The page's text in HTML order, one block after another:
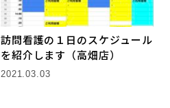
訪問看護の１日のスケジュール
を紹介します（高畑店）
2021.03.03